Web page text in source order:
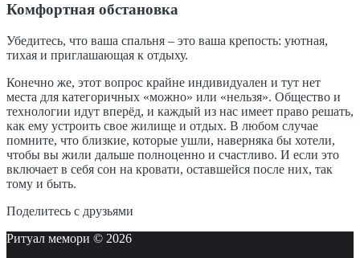
Комфортная обстановка
Убедитесь, что ваша спальня – это ваша крепость: уютная,
тихая и приглашающая к отдыху.
Конечно же, этот вопрос крайне индивидуален и тут нет
места для категоричных «можно» или «нельзя». Общество и
технологии идут вперёд, и каждый из нас имеет право решать,
как ему устроить свое жилище и отдых. В любом случае
помните, что близкие, которые ушли, наверняка бы хотели,
чтобы вы жили дальше полноценно и счастливо. И если это
включает в себя сон на кровати, оставшейся после них, так
тому и быть.
Поделитесь с друзьями
Ритуал мемори © 2026